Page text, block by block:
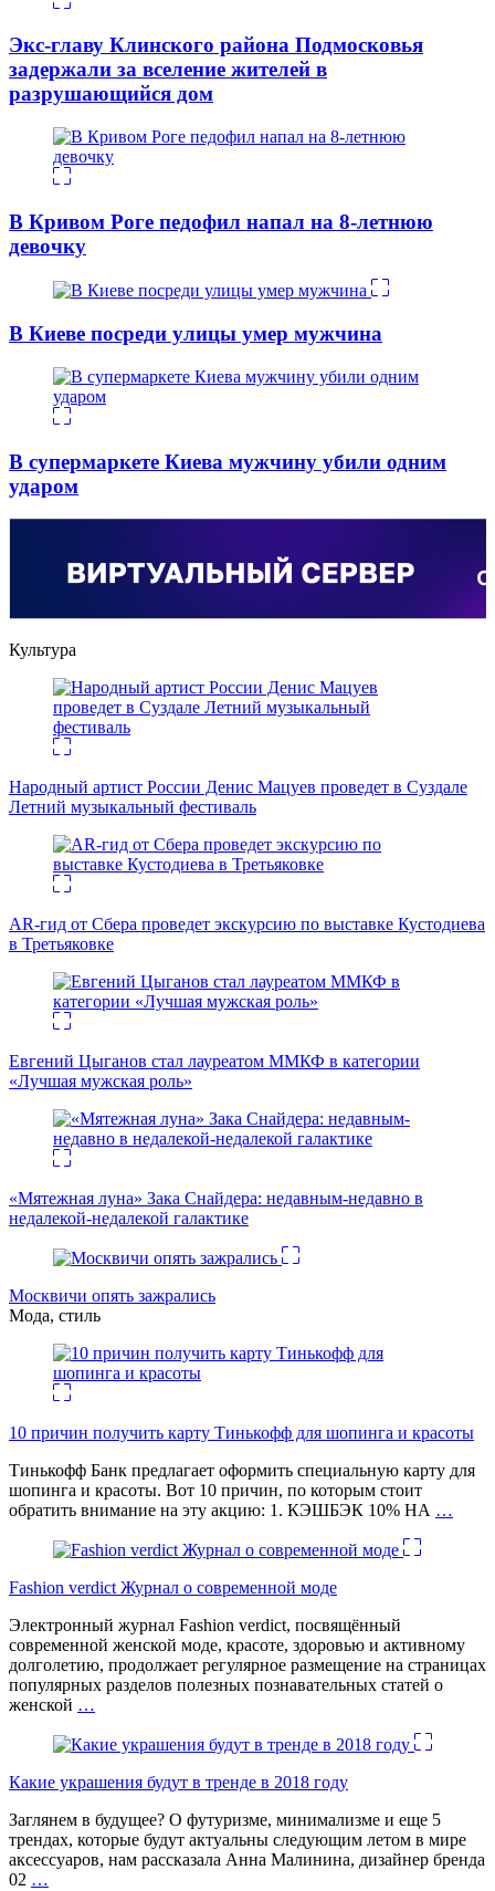
Экс-главу Клинского района Подмосковья
задержали за вселение жителей в
разрушающийся дом
В Кривом Роге педофил напал на 8-летнюю
девочку
В Киеве посреди улицы умер мужчина
В супермаркете Киева мужчину убили одним
ударом
Культура
Народный артист России Денис Мацуев проведет в Суздале
Летний музыкальный фестиваль
AR-гид от Сбера проведет экскурсию по выставке Кустодиева
в Третьяковке
Евгений Цыганов стал лауреатом ММКФ в категории
«Лучшая мужская роль»
«Мятежная луна» Зака Снайдера: недавным-недавно в
недалекой-недалекой галактике
Москвичи опять зажрались
Мода, стиль
10 причин получить карту Тинькофф для шопинга и красоты
Тинькофф Банк предлагает оформить специальную карту для
шопинга и красоты. Вот 10 причин, по которым стоит
обратить внимание на эту акцию: 1. КЭШБЭК 10% НА …
Fashion verdict Журнал о современной моде
Электронный журнал Fashion verdict, посвящённый
современной женской моде, красоте, здоровью и активному
долголетию, продолжает регулярное размещение на страницах
популярных разделов полезных познавательных статей о
женской …
Какие украшения будут в тренде в 2018 году
Заглянем в будущее? О футуризме, минимализме и еще 5
трендах, которые будут актуальны следующим летом в мире
аксессуаров, нам рассказала Анна Малинина, дизайнер бренда
02 …